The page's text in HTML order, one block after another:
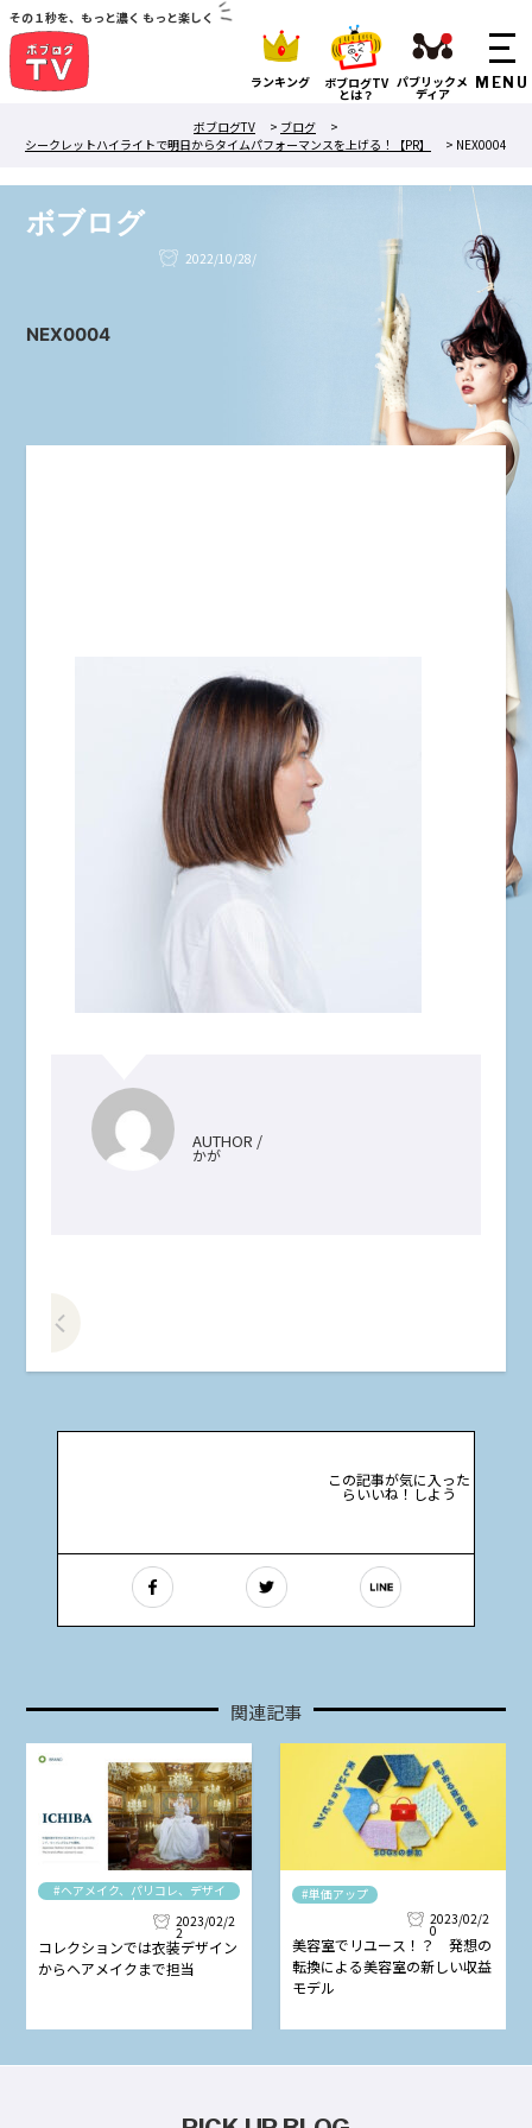
その１秒を、もっと濃く もっと楽しく
ランキング ボブログTV
とは？
パブリックメ
ディア
ボブログTV
> ブログ
>
シークレットハイライトで明日からタイムパフォーマンスを上げる！【PR】
> NEX0004
ボブログ
2022/10/28/
NEX0004
AUTHOR /
かが
この記事が気に入った
らいいね！しよう
関連記事
#ヘアメイク、パリコレ、デザイ
ナー
2023/02/2
2
コレクションでは衣装デザイン
からヘアメイクまで担当
#単価アップ
2023/02/2
0
美容室でリユース！？ 発想の
転換による美容室の新しい収益
モデル